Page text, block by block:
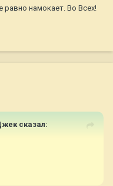
равно намокает. Во Всех!
сказал: